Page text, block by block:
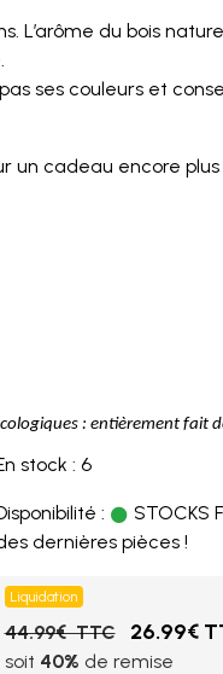
L’arôme du bois
ses couleurs et
un cadeau encore plus
: entièrement fait
stock : 6
:
STOCKS
dernières pièces !
Liquidation
44.99€ TTC 26.99€
soit 40% de remise